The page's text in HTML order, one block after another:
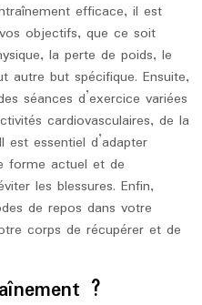
efficace, il est
objectifs, que ce soit
la perte de poids, le
autre but spécifique. Ensuite,
séances d’exercice variées
cardiovasculaires, de la
essentiel d’adapter
forme actuel et de
les blessures. Enfin,
de repos dans votre
corps de récupérer et de
?